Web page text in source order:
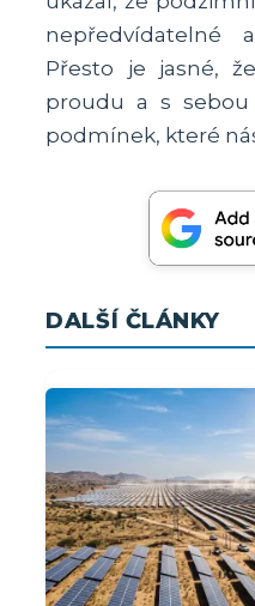
nepředvídatelné
Přesto je jasné,
proudu a s sebou
podmínek, které
DALŠÍ ČLÁNKY